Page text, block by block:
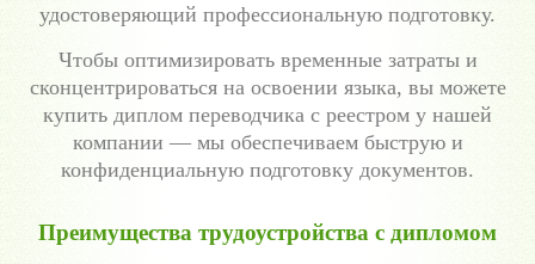
удостоверяющий профессиональную подготовку.
Чтобы оптимизировать временные затраты и
сконцентрироваться на освоении языка, вы можете
купить диплом переводчика с реестром у нашей
компании — мы обеспечиваем быструю и
конфиденциальную подготовку документов.
Преимущества трудоустройства с дипломом